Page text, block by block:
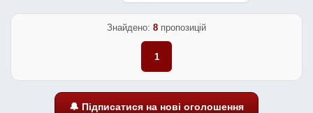
Знайдено: 8 пропозицій
1
🔔 Підписатися на нові оголошення